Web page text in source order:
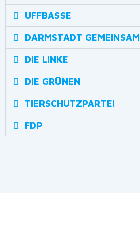
UFFBASSE
DARMSTADT GEMEINSAM
DIE LINKE
DIE GRÜNEN
TIERSCHUTZPARTEI
FDP